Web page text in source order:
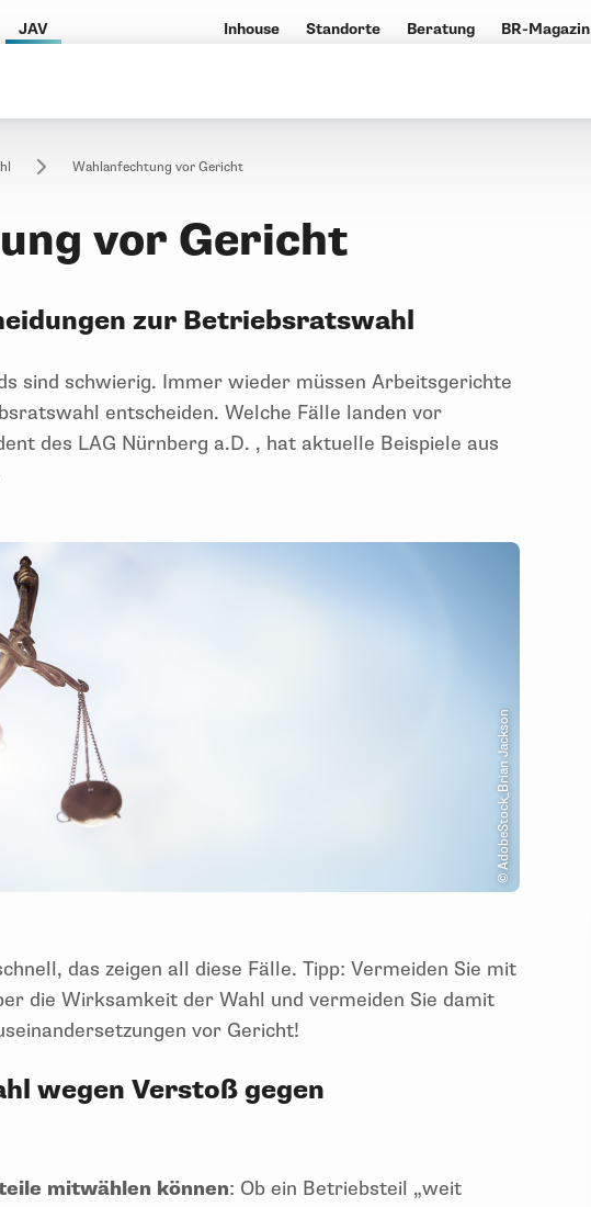
JAV Inhouse Standorte Beratung BR-Magazin
Wahlanfechtung vor Gericht
vor Gericht
zur Betriebsratswahl
sind schwierig. Immer wieder müssen Arbeitsgerichte
entscheiden. Welche Fälle landen vor
des LAG Nürnberg a.D. , hat aktuelle Beispiele aus
© AdobeStock_Brian Jackson
das zeigen all diese Fälle. Tipp: Vermeiden Sie mit
die Wirksamkeit der Wahl und vermeiden Sie damit
vor Gericht!
wegen Verstoß gegen
mitwählen können: Ob ein Betriebsteil „weit